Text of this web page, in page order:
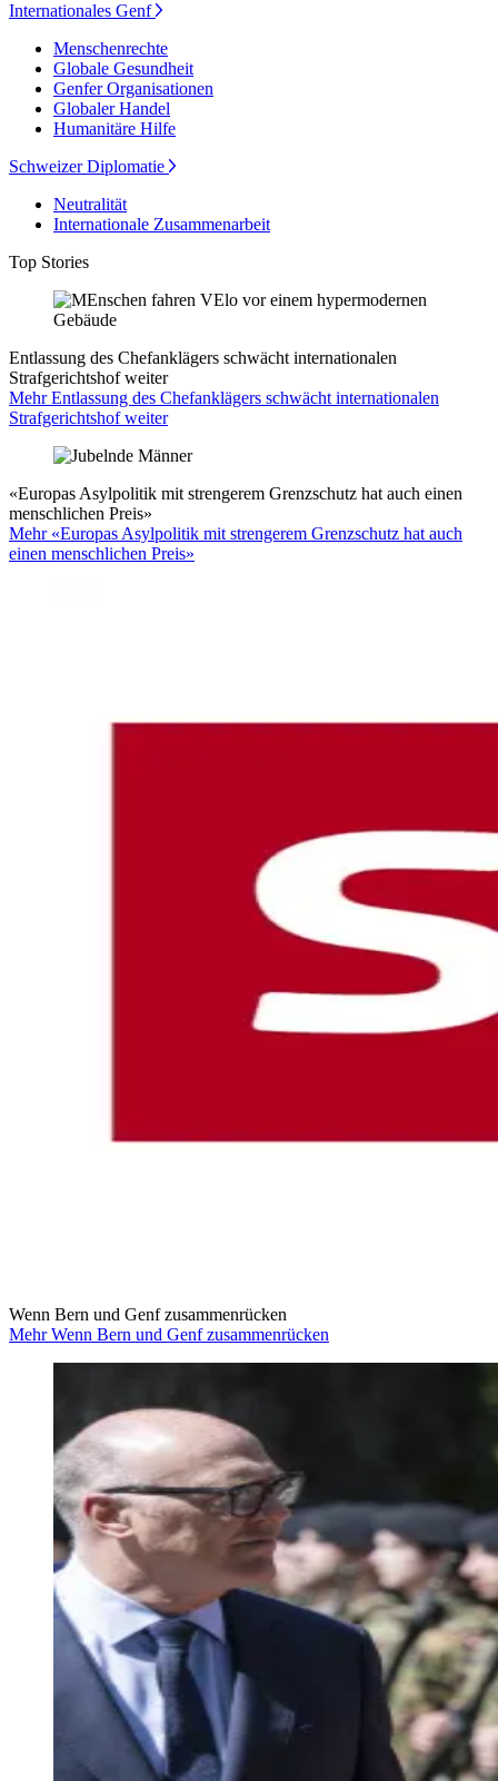
Internationales Genf
Menschenrechte
Globale Gesundheit
Genfer Organisationen
Globaler Handel
Humanitäre Hilfe
Schweizer Diplomatie
Neutralität
Internationale Zusammenarbeit
Top Stories
Entlassung des Chefanklägers schwächt internationalen
Strafgerichtshof weiter
Mehr Entlassung des Chefanklägers schwächt internationalen
Strafgerichtshof weiter
«Europas Asylpolitik mit strengerem Grenzschutz hat auch einen
menschlichen Preis»
Mehr «Europas Asylpolitik mit strengerem Grenzschutz hat auch
einen menschlichen Preis»
Wenn Bern und Genf zusammenrücken
Mehr Wenn Bern und Genf zusammenrücken